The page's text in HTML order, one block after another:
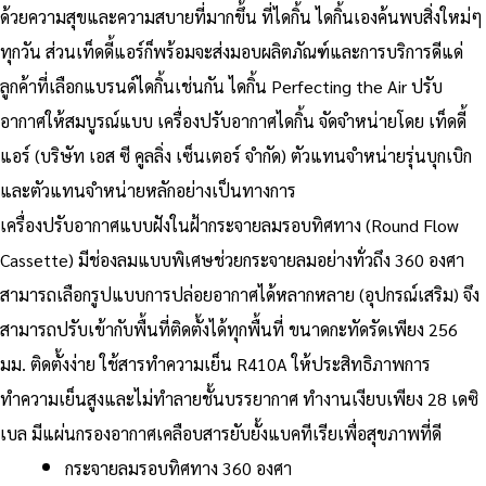
ด้วยความสุขและความสบายที่มากขึ้น ที่ไดกิ้น ไดกิ้นเองค้นพบสิ่งใหม่ๆ
ทุกวัน ส่วนเท็ดดี้แอร์ก็พร้อมจะส่งมอบผลิตภัณฑ์และการบริการดีแด่
ลูกค้าที่เลือกแบรนด์ไดกิ้นเช่นกัน ไดกิ้น Perfecting the Air ปรับ
อากาศให้สมบูรณ์แบบ เครื่องปรับอากาศไดกิ้น จัดจำหน่ายโดย เท็ดดี้
แอร์ (บริษัท เอส ซี คูลลิ่ง เซ็นเตอร์ จำกัด) ตัวแทนจำหน่ายรุ่นบุกเบิก
และตัวแทนจำหน่ายหลักอย่างเป็นทางการ
เครื่องปรับอากาศแบบฝังในฝ้ากระจายลมรอบทิศทาง (Round Flow
Cassette) มีช่องลมแบบพิเศษช่วยกระจายลมอย่างทั่วถึง 360 องศา
สามารถเลือกรูปแบบการปล่อยอากาศได้หลากหลาย (อุปกรณ์เสริม) จึง
สามารถปรับเข้ากับพื้นที่ติดตั้งได้ทุกพื้นที่ ขนาดกะทัดรัดเพียง 256
มม. ติดตั้งง่าย ใช้สารทำความเย็น R410A ให้ประสิทธิภาพการ
ทำความเย็นสูงและไม่ทำลายชั้นบรรยากาศ ทำงานเงียบเพียง 28 เดซิ
เบล มีแผ่นกรองอากาศเคลือบสารยับยั้งแบคทีเรียเพื่อสุขภาพที่ดี
กระจายลมรอบทิศทาง 360 องศา